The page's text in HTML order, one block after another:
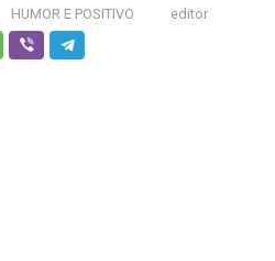
HUMOR E POSITIVO editor